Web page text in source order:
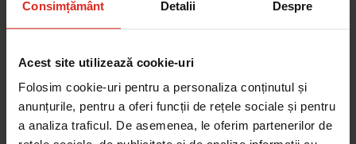
Consimțământ Detalii Despre
Acest site utilizează cookie-uri
Folosim cookie-uri pentru a personaliza conținutul și
anunțurile, pentru a oferi funcții de rețele sociale și pentru
a analiza traficul. De asemenea, le oferim partenerilor de
extractor
Aparate de Vitrina de Sertar de Masini de